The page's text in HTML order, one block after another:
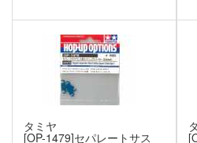
タミヤ
[OP-1479]セパレートサス